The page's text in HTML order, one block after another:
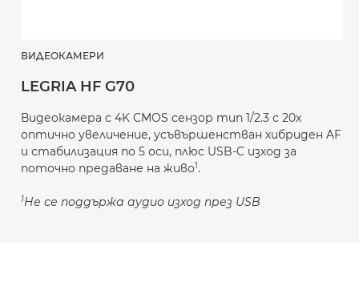
ВИДЕОКАМЕРИ
LEGRIA HF G70
Видеокамера с 4K CMOS сензор тип 1/2.3 с 20x
оптично увеличение, усъвършенстван хибриден AF
и стабилизация по 5 оси, плюс USB-C изход за
поточно предаване на живо1.
1Не се поддържа аудио изход през USB